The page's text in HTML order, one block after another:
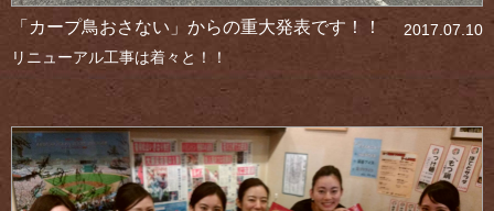
2017.07.10
「カープ鳥おさない」からの重大発表です！！
リニューアル工事は着々と！！